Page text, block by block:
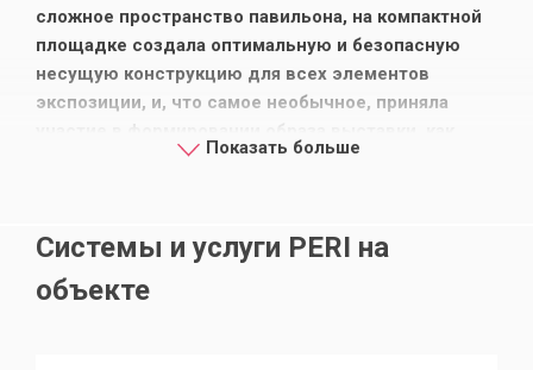
сложное пространство павильона, на компактной
площадке создала оптимальную и безопасную
несущую конструкцию для всех элементов
экспозиции, и, что самое необычное, приняла
пространства мастерской/цеха по производству
крайне благоприятное впечатление от
использования оборудования компании PERI, с
точки зрения удобства применения, надежности и
Показать больше
Системы и услуги PERI на
объекте